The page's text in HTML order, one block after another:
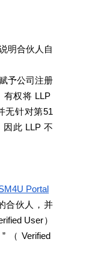
说明合伙人自
赋予公司注册
有权将 LLP
无针对第51
因此 LLP 不
Portal
合伙人，并
User）
Verified